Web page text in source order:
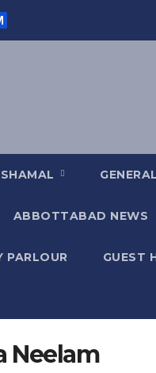
GENERAL
ABBOTTABAD NEWS
PARLOUR GUEST
Neelam